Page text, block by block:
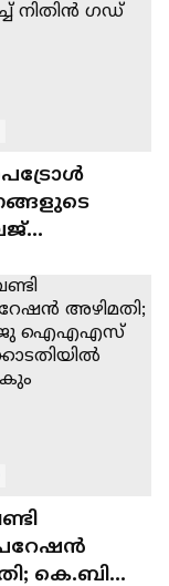
നിതിൻ
കെ.ബിജു